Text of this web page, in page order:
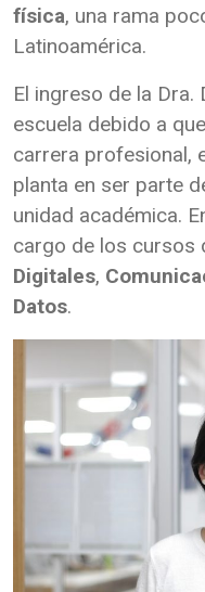
física, una rama
Latinoamérica.
El ingreso de la Dra.
escuela debido a
carrera profesional,
planta en ser parte
unidad académica.
cargo de los cursos
Digitales,
Datos.